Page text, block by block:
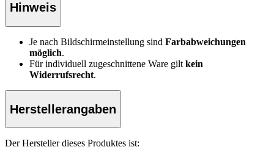
Hinweis
Je nach Bildschirmeinstellung sind Farbabweichungen
möglich.
Für individuell zugeschnittene Ware gilt kein
Widerrufsrecht.
Herstellerangaben
Der Hersteller dieses Produktes ist: